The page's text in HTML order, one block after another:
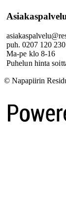
puh. 0207 120 230
Ma-pe klo 8-16
Puhelun hinta
© Napapiirin